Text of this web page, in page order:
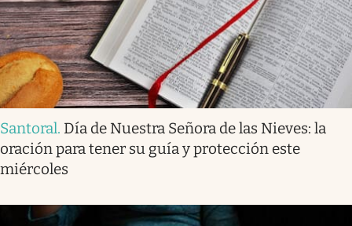
Santoral. Día de Nuestra Señora de las Nieves: la
oración para tener su guía y protección este
miércoles